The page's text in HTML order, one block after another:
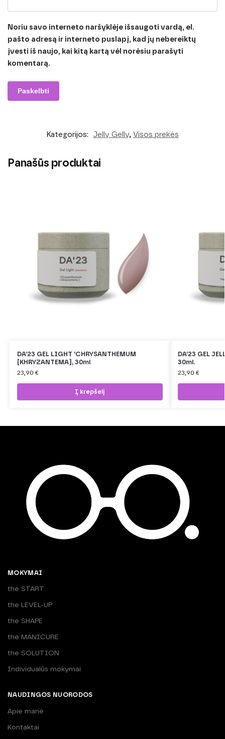
Noriu savo interneto naršyklėje išsaugoti vardą, el.
pašto adresą ir interneto puslapį, kad jų nebereiktų
įvesti iš naujo, kai kitą kartą vėl norėsiu parašyti
komentarą.
Kategorijos: Jelly Gelly, Visos prekės
Panašūs produktai
DA’23 GEL LIGHT ‘CHRYSANTHEMUM
[KHRYZANTEMA], 30ml
23,90 €
Į krepšelį
DA’23 GEL
30ml.
23,90 €
MOKYMAI
the START
the LEVEL-UP
the SHAPE
the MANICURE
the SOLUTION
Individualūs mokymai
NAUDINGOS NUORODOS
Apie mane
Kontaktai